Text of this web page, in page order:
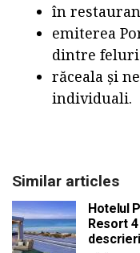
în
emiterea
dintre feluri
răceala și
individuali.
Similar articles
Hotelul
Resort